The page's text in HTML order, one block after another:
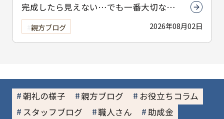
完成したら見えない…でも一番大切なん
は下塗りです
2026年08月02日
親方ブログ
朝礼の様子 親方ブログ
お役立ちコラム
スタッフブログ
職人さん
助成金